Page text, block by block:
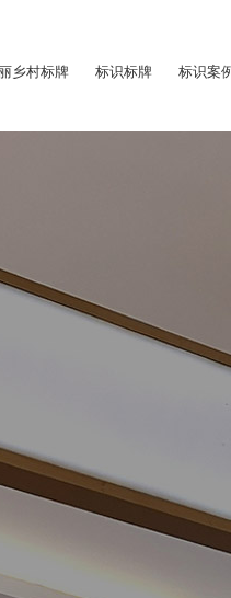
乡村标牌 标识标牌 标识案例